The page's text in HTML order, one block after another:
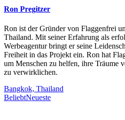
Ron Pregitzer
Ron ist der Gründer von Flaggenfrei
Thailand. Mit seiner Erfahrung als
Werbeagentur bringt er seine
Freiheit in das Projekt ein. Ron hat
um Menschen zu helfen, ihre Träume
zu verwirklichen.
Bangkok, Thailand
BeliebtNeueste